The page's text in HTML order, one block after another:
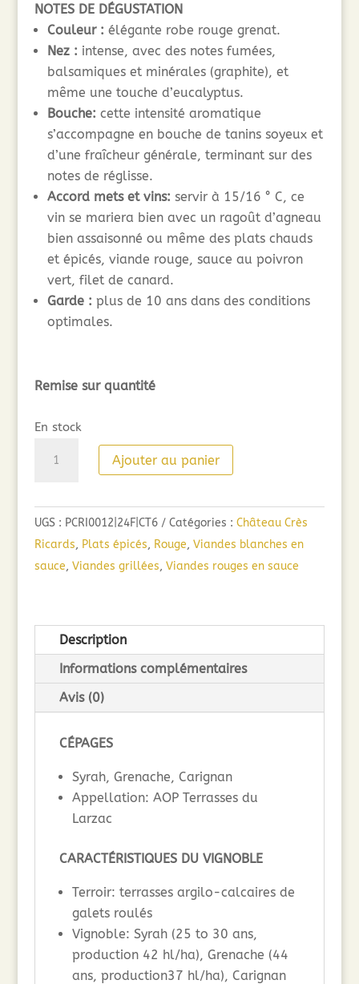
NOTES DE DÉGUSTATION
Couleur : élégante robe rouge grenat.
Nez : intense, avec des notes fumées,
balsamiques et minérales (graphite), et
même une touche d’eucalyptus.
Bouche: cette intensité aromatique
s’accompagne en bouche de tanins soyeux et
d’une fraîcheur générale, terminant sur des
notes de réglisse.
Accord mets et vins: servir à 15/16 ° C, ce
vin se mariera bien avec un ragoût d’agneau
bien assaisonné ou même des plats chauds
et épicés, viande rouge, sauce au poivron
vert, filet de canard.
Garde : plus de 10 ans dans des conditions
optimales.
Remise sur quantité
En stock
Larzac
cl)
Ajouter au panier
UGS : PCRI0012|24F|CT6 Catégories : Château Crès
Ricards, Plats épicés, Rouge, Viandes blanches en
sauce, Viandes grillées, Viandes rouges en sauce
Description
Informations complémentaires
Avis (0)
CÉPAGES
Syrah, Grenache, Carignan
Appellation: AOP Terrasses du
Larzac
CARACTÉRISTIQUES DU VIGNOBLE
Terroir: terrasses argilo-calcaires de
galets roulés
Vignoble: Syrah (25 to 30 ans,
production 42 hl/ha), Grenache (44
ans, production37 hl/ha), Carignan